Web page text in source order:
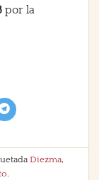
por la
Diezma,
.